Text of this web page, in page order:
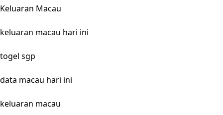
Keluaran Macau
keluaran macau hari ini
togel sgp
data macau hari ini
keluaran macau